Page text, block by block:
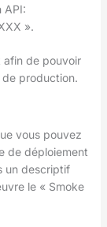
API:
».
afin de pouvoir
production.
vous pouvez
de déploiement
un descriptif
le « Smoke